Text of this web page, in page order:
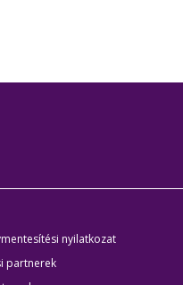
nyilatkozat
partnerek